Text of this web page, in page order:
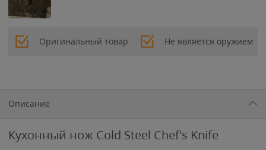
Оригинальный товар Не является оружием
Описание
Кухонный нож Cold Steel Chef's Knife